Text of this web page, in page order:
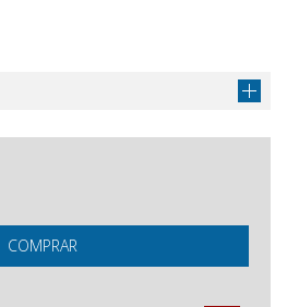
di
animali : il
Obtener capítulo
:
COMPRAR